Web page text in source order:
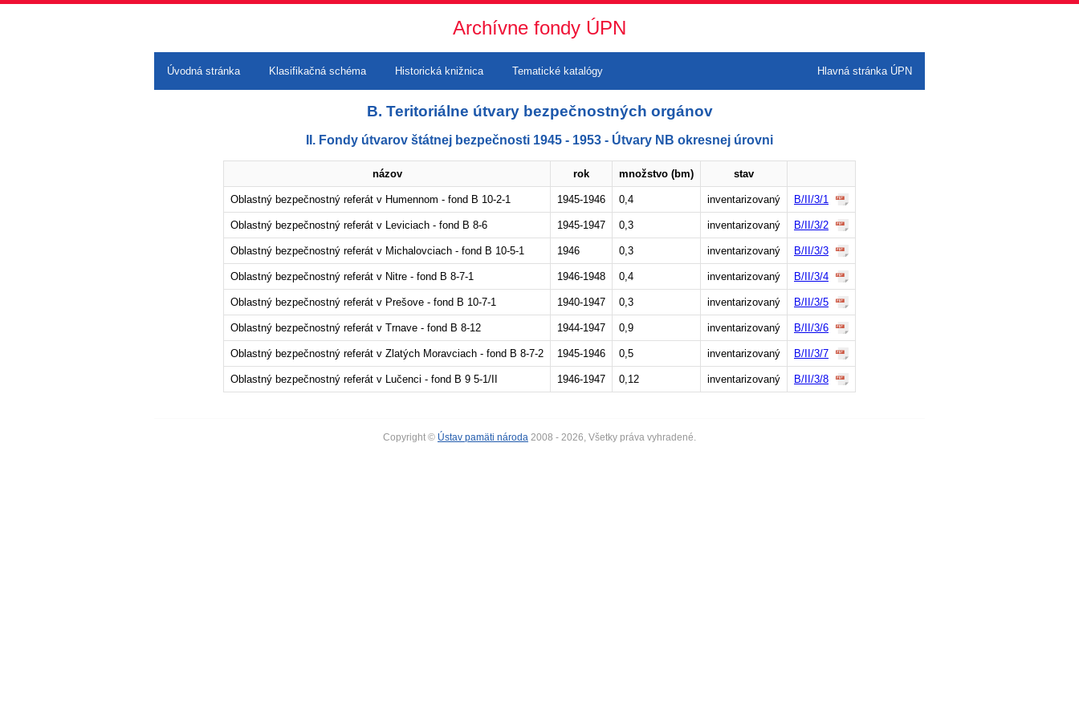
Archívne fondy ÚPN
Úvodná stránka Klasifikačná schéma Historická knižnica Tematické katalógy Hlavná stránka ÚPN
B. Teritoriálne útvary bezpečnostných orgánov
II. Fondy útvarov štátnej bezpečnosti 1945 - 1953 - Útvary NB okresnej úrovni
názov rok množstvo (bm) stav
Oblastný bezpečnostný referát v Humennom - fond B 10-2-1 1945-1946 0,4 inventarizovaný B/II/3/1
Oblastný bezpečnostný referát v Leviciach - fond B 8-6 1945-1947 0,3 inventarizovaný B/II/3/2
Oblastný bezpečnostný referát v Michalovciach - fond B 10-5-1 1946 0,3 inventarizovaný B/II/3/3
Oblastný bezpečnostný referát v Nitre - fond B 8-7-1 1946-1948 0,4 inventarizovaný B/II/3/4
Oblastný bezpečnostný referát v Prešove - fond B 10-7-1 1940-1947 0,3 inventarizovaný B/II/3/5
Oblastný bezpečnostný referát v Trnave - fond B 8-12 1944-1947 0,9 inventarizovaný B/II/3/6
Oblastný bezpečnostný referát v Zlatých Moravciach - fond B 8-7-2 1945-1946 0,5 inventarizovaný B/II/3/7
Oblastný bezpečnostný referát v Lučenci - fond B 9 5-1/II 1946-1947 0,12 inventarizovaný B/II/3/8
Copyright © Ústav pamäti národa 2008 - 2026, Všetky práva vyhradené.